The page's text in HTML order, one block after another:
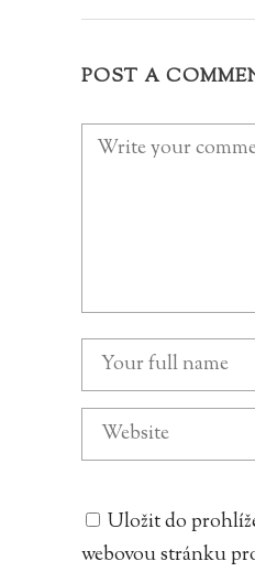
POST A
Uložit do
webovou stránku